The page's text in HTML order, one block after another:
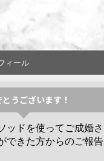
ィール
うございます！
ッドを使ってご成婚さ
できた方からのご報告